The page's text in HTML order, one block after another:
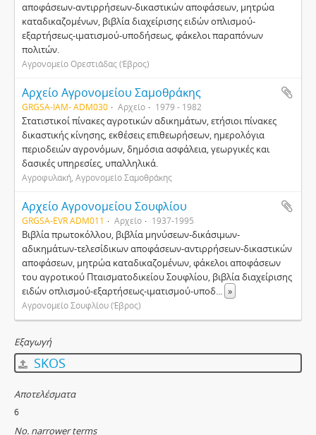
αποφάσεων-αντιρρήσεων-δικαστικών αποφάσεων, μητρώα
καταδικαζομένων, βιβλία διαχείρισης ειδών οπλισμού-
εξαρτήσεως-ιματισμού-υποδήσεως, φάκελοι παραπόνων
πολιτών.
Αγρονομείο Ορεστιάδας (Έβρος)
Αρχείο Αγρονομείου Σαμοθράκης
GRGSA-IAM- ADM030 Αρχείο 1979 - 1982
Στατιστικοί πίνακες αγροτικών αδικημάτων, ετήσιοι πίνακες
δικαστικής κίνησης, εκθέσεις επιθεωρήσεων, ημερολόγια
περιοδειών αγρονόμων, δημόσια ασφάλεια, γεωργικές και
δασικές υπηρεσίες, υπαλληλικά.
Αγροφυλακή, Αγρονομείο Σαμοθράκης
Αρχείο Αγρονομείου Σουφλίου
GRGSA-EVR ADM011 Αρχείο 1937-1995
Βιβλία πρωτοκόλλου, βιβλία μηνύσεων-δικάσιμων-
αδικημάτων-τελεσίδικων αποφάσεων-αντιρρήσεων-δικαστικών
αποφάσεων, μητρώα καταδικαζομένων, φάκελοι αποφάσεων
του αγροτικού Πταισματοδικείου Σουφλίου, βιβλία διαχείρισης
ειδών οπλισμού-εξαρτήσεως-ιματισμού-υποδ... »
Αγρονομείο Σουφλίου (Έβρος)
Εξαγωγή
SKOS
Αποτελέσματα
6
No. narrower terms